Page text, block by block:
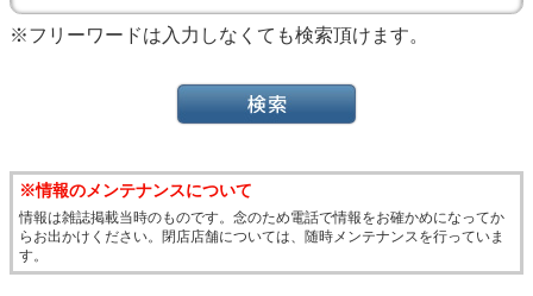
※フリーワードは入力しなくても検索頂けます。
※情報のメンテナンスについて
情報は雑誌掲載当時のものです。念のため電話で情報をお確かめになってか
らお出かけください。閉店店舗については、随時メンテナンスを行っていま
す。